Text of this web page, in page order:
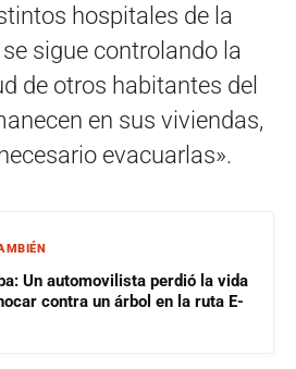
hospitales de la
sigue controlando la
de otros habitantes del
en sus viviendas,
evacuarlas».
Un automovilista perdió la vida
contra un árbol en la ruta E-